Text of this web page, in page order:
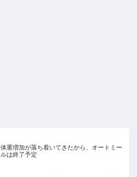
体重増加が落ち着いてきたから、オートミー
ルは終了予定